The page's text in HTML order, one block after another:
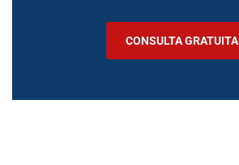
CONSULTA GRATUITA